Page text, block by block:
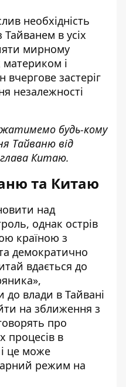
необхідність
в усіх
мирному
материком і
вчергове застеріг
незалежності
будь-кому
Тайваню від
Китаю.
та Китаю
над
однак острів
країною з
демократично
вдається до
влади в Тайвані
на зближення з
про
процесів в
це може
режим на